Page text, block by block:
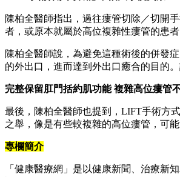
陳柏全醫師指出，過往瘻管切除／切開
者，或原本就屬於高位複雜性瘻管的患
陳柏全醫師說，為避免這種術後的併發
的外出口，進而達到外出口癒合的目的
完整保留肛門括約肌功能 複雜高位瘻管
最後，陳柏全醫師也提到，LIFT手術方
之舉，像是有些較複雜的高位瘻管，可
專欄簡介
「健康醫療網」是以健康新聞、治療新